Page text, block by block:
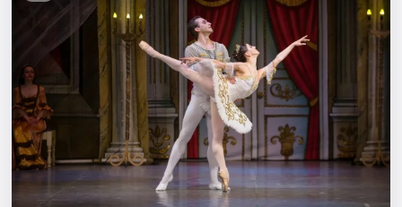
Выставки
Квесты
Экскурсии
Спорт
События